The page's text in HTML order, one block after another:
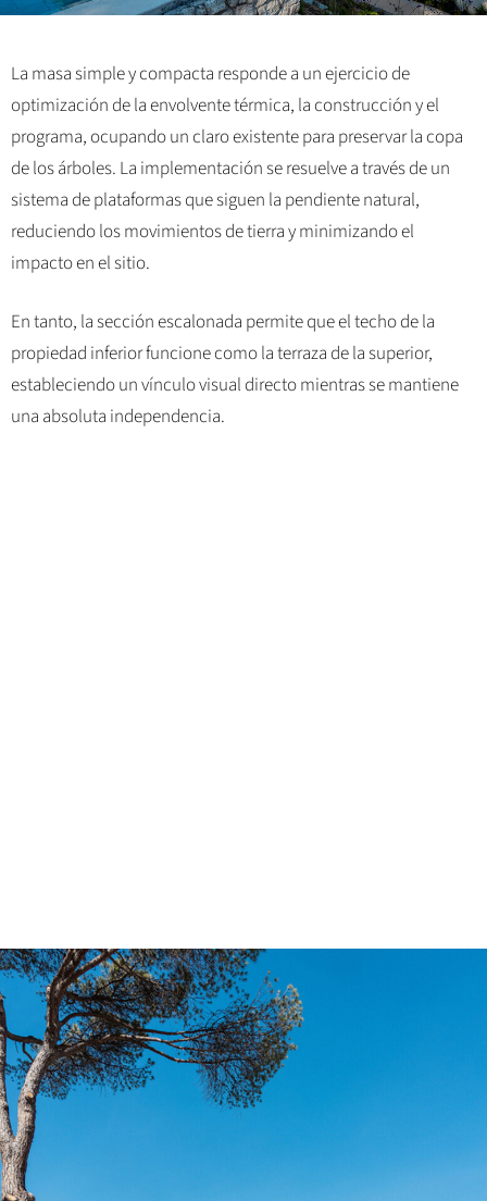
La masa simple y compacta responde a un ejercicio de
optimización de la envolvente térmica, la construcción y el
programa, ocupando un claro existente para preservar la copa
de los árboles. La implementación se resuelve a través de un
sistema de plataformas que siguen la pendiente natural,
reduciendo los movimientos de tierra y minimizando el
impacto en el sitio.
En tanto, la sección escalonada permite que el techo de la
propiedad inferior funcione como la terraza de la superior,
estableciendo un vínculo visual directo mientras se mantiene
una absoluta independencia.